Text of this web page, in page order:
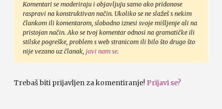
Komentari se moderiraju i objavljuju samo ako pridonose
raspravi na konstruktivan način. Ukoliko se ne slažeš s nekim
člankom ili komentarom, slobodno iznesi svoje mišljenje ali na
pristojan način. Ako se tvoj komentar odnosi na gramatičke ili
stilske pogreške, problem s web stranicom ili bilo što drugo što
nije vezano uz članak, javi nam se.
Trebaš biti prijavljen za komentiranje! Prijavi se?